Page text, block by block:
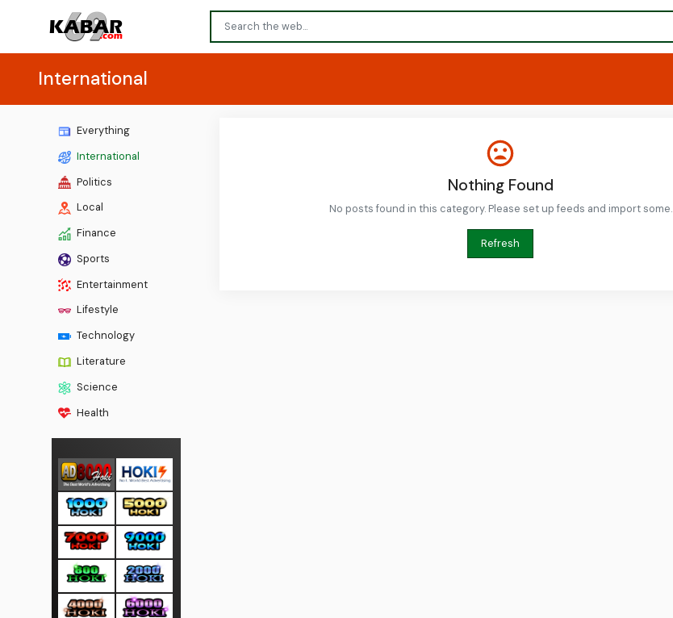
International
Everything
International
Politics
Local
Finance
Sports
Entertainment
Lifestyle
Technology
Literature
Science
Health
Nothing Found
No posts found in this category. Please set up feeds and import some.
Refresh